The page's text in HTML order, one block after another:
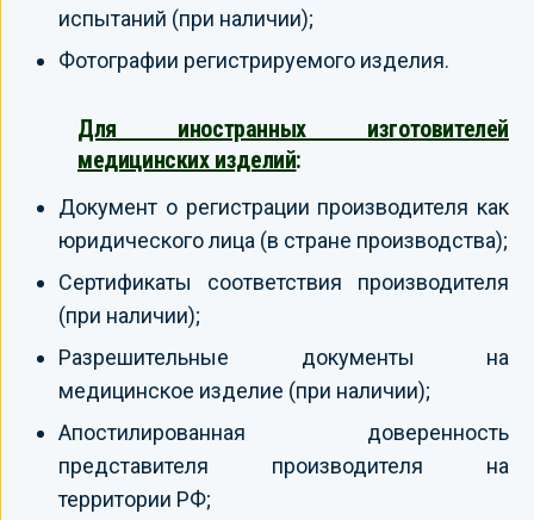
испытаний (при наличии);
Фотографии регистрируемого изделия.
Для иностранных изготовителей
медицинских изделий:
Документ о регистрации производителя как
юридического лица (в стране производства);
Сертификаты соответствия производителя
(при наличии);
Разрешительные документы на
медицинское изделие (при наличии);
Апостилированная доверенность
представителя производителя на
территории РФ;